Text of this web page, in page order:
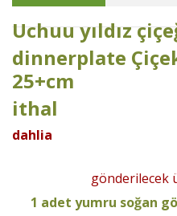
Uchuu yıldız
dinnerplate
25+cm
ithal
dahlia
gönderilecek
1 adet yumru soğan